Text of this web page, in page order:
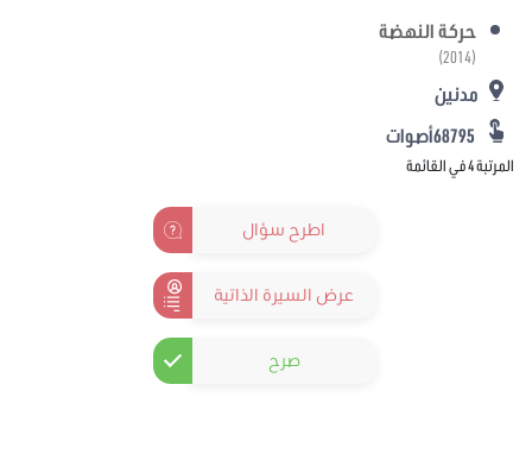
حركة النهضة
(2014)
مدنين
المرتبة 4 في القائمة
اطرح سؤال
عرض السيرة الذاتية
صرح